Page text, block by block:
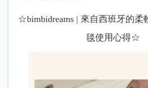
☆bimbidreams | 來自西班牙的柔
毯使用心得☆